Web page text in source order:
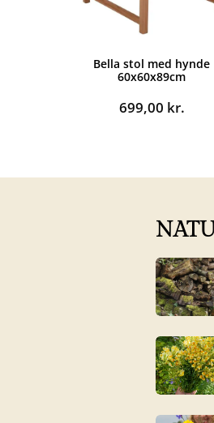
Bella stol med hynde
60x60x89cm
699,00 kr.